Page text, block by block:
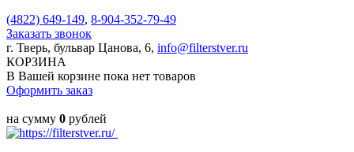
(4822) 649-149, 8-904-352-79-49
Заказать звонок
г. Тверь, бульвар Цанова, 6, info@filterstver.ru
КОРЗИНА
В Вашей корзине пока нет товаров
Оформить заказ
на сумму 0 рублей